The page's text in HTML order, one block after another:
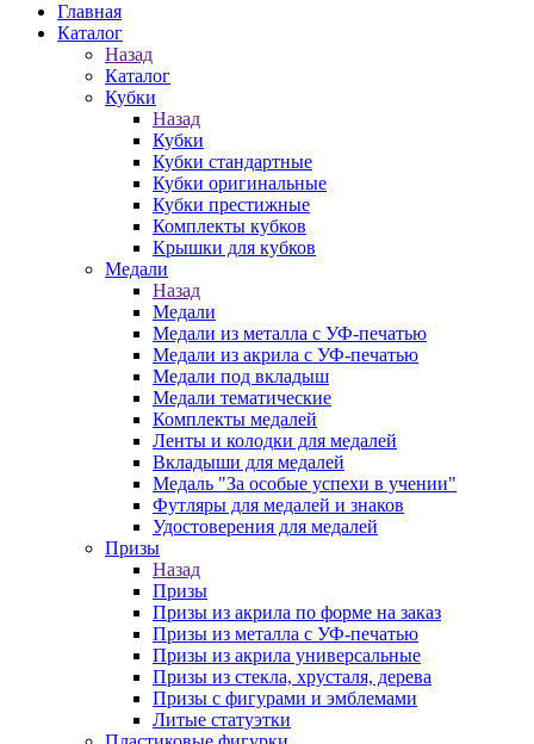
Главная
Каталог
Назад
Каталог
Кубки
Назад
Кубки
Кубки стандартные
Кубки оригинальные
Кубки престижные
Комплекты кубков
Крышки для кубков
Медали
Назад
Медали
Медали из металла с УФ-печатью
Медали из акрила с УФ-печатью
Медали под вкладыш
Медали тематические
Комплекты медалей
Ленты и колодки для медалей
Вкладыши для медалей
Медаль "За особые успехи в учении"
Футляры для медалей и знаков
Удостоверения для медалей
Призы
Назад
Призы
Призы из акрила по форме на заказ
Призы из металла с УФ-печатью
Призы из акрила универсальные
Призы из стекла, хрусталя, дерева
Призы с фигурами и эмблемами
Литые статуэтки